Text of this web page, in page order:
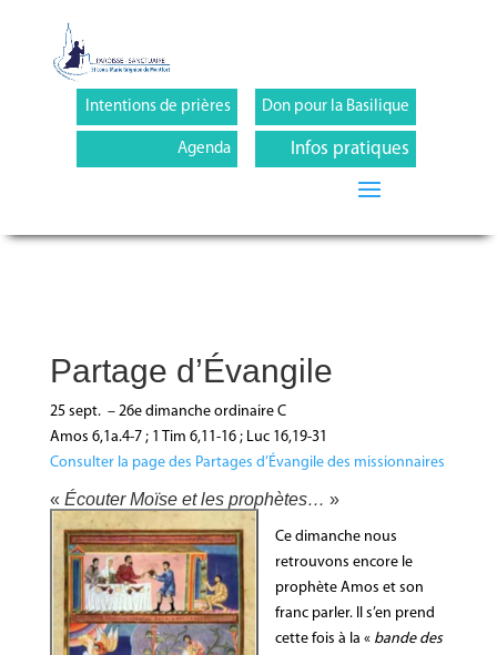
Intentions de prières
Agenda
Don pour la Basilique
Infos pratiques
Partage d’Évangile
25 sept. – 26e dimanche ordinaire C
Amos 6,1a.4-7 ; 1 Tim 6,11-16 ; Luc 16,19-31
Consulter la page des Partages d’Évangile des missionnaires
« Écouter Moïse et les prophètes… »
Ce dimanche nous
retrouvons encore le
prophète Amos et son
franc parler. Il s’en prend
cette fois à la « bande des